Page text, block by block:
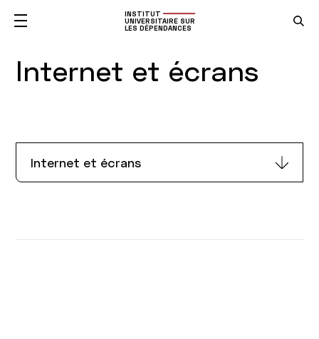
INSTITUT
UNIVERSITAIRE SUR
LES DÉPENDANCES
Internet et écrans
Internet et écrans